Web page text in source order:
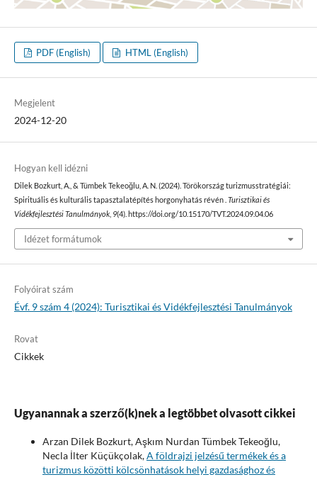
PDF (English) HTML (English)
Megjelent
2024-12-20
Hogyan kell idézni
Dilek Bozkurt, A., & Tümbek Tekeoğlu, A. N. (2024). Törökország turizmusstratégiái:
Spirituális és kulturális tapasztalatépítés horgonyhatás révén . Turisztikai és
Vidékfejlesztési Tanulmányok, 9(4). https://doi.org/10.15170/TVT.2024.09.04.06
Idézet formátumok
Folyóirat szám
Évf. 9 szám 4 (2024): Turisztikai és Vidékfejlesztési Tanulmányok
Rovat
Cikkek
Ugyanannak a szerző(k)nek a legtöbbet olvasott cikkei
Arzan Dilek Bozkurt, Aşkım Nurdan Tümbek Tekeoğlu,
Necla İlter Küçükçolak,A földrajzi jelzésű termékek és a
turizmus közötti kölcsönhatások helyi gazdasághoz és